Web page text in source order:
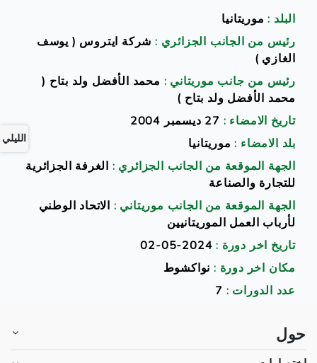
البلد : موريتانيا
رئيس من الجانب الجزائري : شركة ايتروس ( يوسف
الغازي )
رئيس من جانب موريتاني : محمد الأفضل ولد بتاح (
محمد الأفضل ولد بتاح )
تاريخ الامضاء :
بلد الامضاء : موريتانيا
الجهة الموقعة من الجانب الجزائري : الغرفة الجزائرية
للتجارة والصناعة
الجهة الموقعة من الجانب موريتاني : الاتحاد الوطني
لأرباب العمل الموريتانيين
تاريخ اخر دورة : 2024-05-02
مكان اخر دورة : نواكشوط
عدد الدورات : 7
حول
الليلي